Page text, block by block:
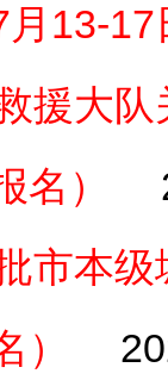
13-17
援大
名）
市本
）